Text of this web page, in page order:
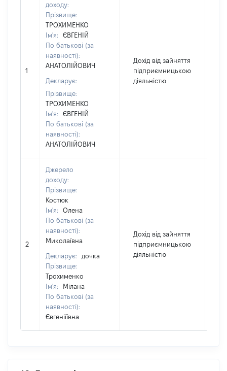
1
доходу:
Прізвище:
ТРОХИМЕНКО
Ім'я:
ЄВГЕНІЙ
По батькові (за
наявності):
АНАТОЛІЙОВИЧ
Декларує:
Прізвище:
ТРОХИМЕНКО
Ім'я:
ЄВГЕНІЙ
По батькові (за
наявності):
АНАТОЛІЙОВИЧ
Дохід від зайняття
підприємницькою
діяльністю
2
Джерело
доходу:
Прізвище:
Костюк
Ім'я:
Олена
По батькові (за
наявності):
Миколаївна
Декларує:
дочка
Прізвище:
Трохименко
Ім'я:
Мілана
По батькові (за
наявності):
Євгеніїївна
Дохід від зайняття
підприємницькою
діяльністю